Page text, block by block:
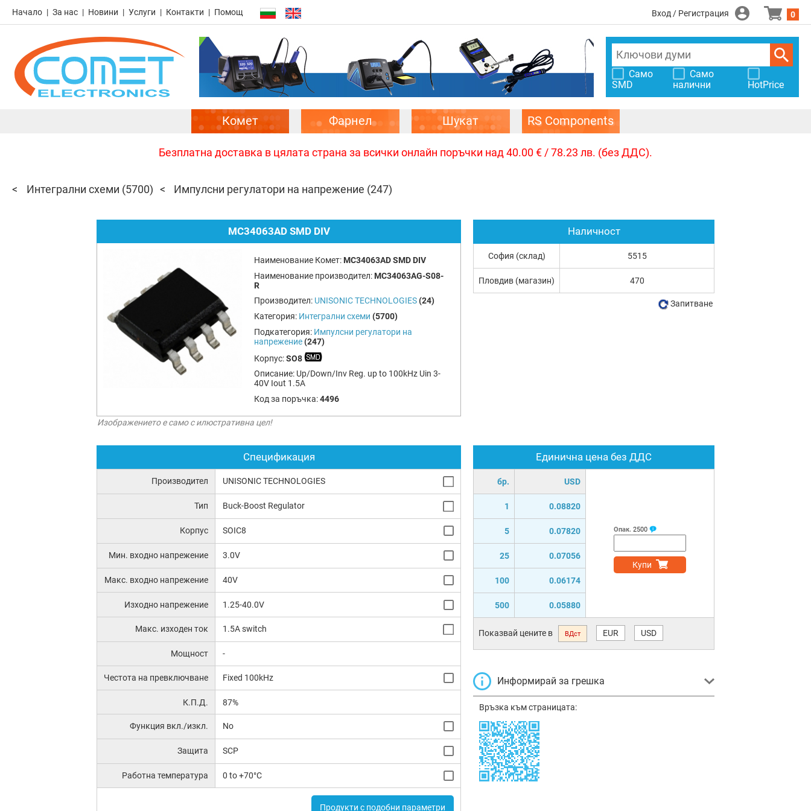
Начало За нас Новини Услуги Контакти Помощ Вход / Регистрация 0
Само
SMD
Само
налични
HotPrice
Комет Фарнел Шукат RS Components
Безплатна доставка в цялата страна за всички онлайн поръчки над 40.00 € / 78.23 лв. (без ДДС).
Интегрални схеми (5700) Импулсни регулатори на напрежение (247)
MC34063AD SMD DIV
Наименование Комет: MC34063AD SMD DIV
Наименование производител: MC34063AG-S08-
R
Производител: UNISONIC TECHNOLOGIES (24)
Категория: Интегрални схеми (5700)
Подкатегория: Импулсни регулатори на
напрежение (247)
Корпус:SO8
Описание: Up/Down/Inv Reg. up to 100kHz Uin 3-
40V Iout 1.5A
Код за поръчка:4496
Изображението е само с илюстративна цел!
Спецификация
Производител UNISONIC TECHNOLOGIES
Тип Buck-Boost Regulator
Корпус SOIC8
Мин. входно напрежение 3.0V
Макс. входно напрежение 40V
Изходно напрежение 1.25-40.0V
Макс. изходен ток 1.5A switch
Мощност -
Честота на превключване Fixed 100kHz
К.П.Д. 87%
Функция вкл./изкл. No
Защита SCP
Работна температура 0 to +70°C
Продукти с подобни параметри
Единична цена без ДДС
бр. USD
1 0.08820
5 0.07820
25 0.07056
100 0.06174
500 0.05880
Опак. 2500
Купи
Показвай цените в ВДст EUR USD
Информирай за грешка
Връзка към страницата:
Наличност
София (склад) 5515
Пловдив (магазин) 470
Запитване